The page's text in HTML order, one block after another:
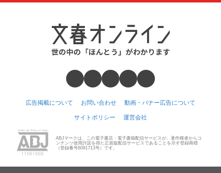
広告掲載について お問い合わせ 動画・バナー広告について
サイトポリシー 運営会社
ABJマークは、この電子書店・電子書籍配信サービスが、著作権者からコ
ンテンツ使用許諾を得た正規版配信サービスであることを示す登録商標
（登録番号6091713号）です。